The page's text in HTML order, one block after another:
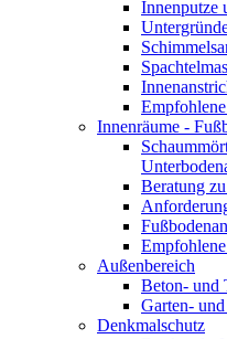
Innenputze
Innenräume -
Beratung
Außenbereich
Beton- und
Garten-
Denkmalschutz